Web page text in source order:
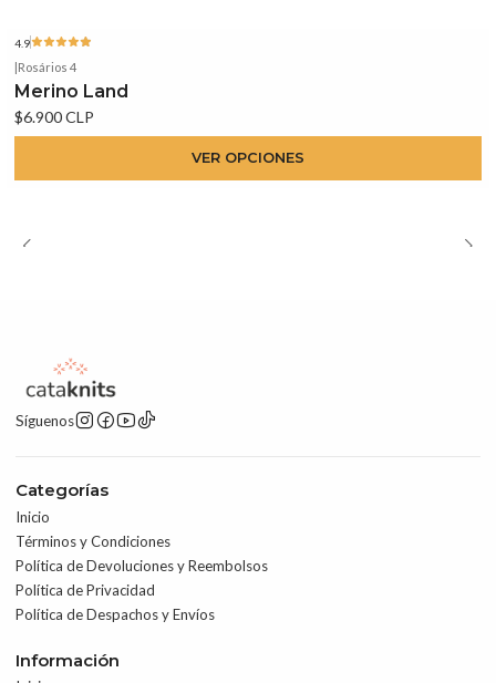
4.9
|Rosários 4
Merino Land
$6.900 CLP
VER OPCIONES
Síguenos
Categorías
Inicio
Términos y Condiciones
Política de Devoluciones y Reembolsos
Política de Privacidad
Política de Despachos y Envíos
Información